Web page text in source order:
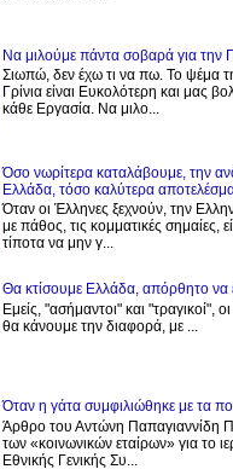
Να μιλούμε πάντα σοβαρά για την
Σιωπώ, δεν έχω τι να πω. Το ψέμα
Γρίνια είναι Ευκολότερη και μας
κάθε Εργασία. Να μιλο...
Όσο νωρίτερα καταλάβουμε, την
Ελλάδα, τόσο καλύτερα
Όταν οι Έλληνες ξεχνούν, την
με πάθος, τις κομματικές σημαίες,
τίποτα να μην γ...
Θα κτίσουμε Ελλάδα, απόρθητο να
Εμείς, "ασήμαντοι" και "τραγικοί",
θα κάνουμε την διαφορά, με ...
Όταν η γάτα συμφιλιώθηκε με τα
Άρθρο του Αντώνη Παπαγιαννίδη
των «κοινωνικών εταίρων» για το
Εθνικής Γενικής Συ...